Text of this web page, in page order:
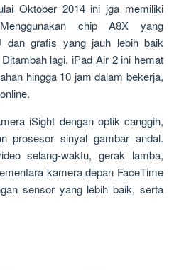
Oktober 2014 ini jga memiliki
chip A8X yang
dan grafis yang jauh lebih baik
lagi, iPad Air 2 ini hemat
hingga 10 jam dalam bekerja,
iSight dengan optik canggih,
prosesor sinyal gambar andal.
selang-waktu, gerak lamba,
kamera depan FaceTime
sensor yang lebih baik, serta